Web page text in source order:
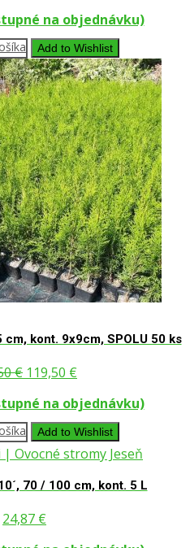
cena
26,90 €.
cena
je:
24,90 €.
na objednávku)
Add to Wishlist
cm, kont. 9x9cm, SPOLU 50 ks
€ Pôvodná
cena
134,50 €.
119,50 €
cena
je:
119,50 €.
na objednávku)
Add to Wishlist
70 / 100 cm, kont. 5 L
24,87 €